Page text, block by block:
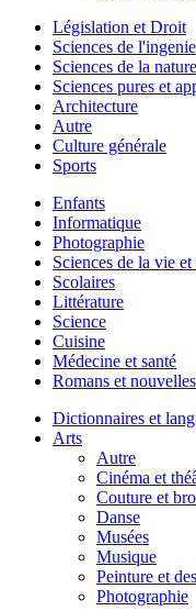
Législation et Droit
Sciences de
Sciences de la
Sciences pures et
Architecture
Autre
Culture générale
Sports
Enfants
Informatique
Photographie
Sciences de la vie et
Scolaires
Littérature
Science
Cuisine
Médecine et santé
Romans et nouvelles
Dictionnaires et
Arts
Autre
Cinéma et
Couture et
Danse
Musées
Musique
Peinture et
Photographie